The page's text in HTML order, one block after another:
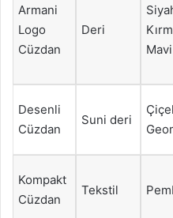
Armani
Logo
Cüzdan
Deri
Mavi
Desenli
Cüzdan
Suni deri
Kompakt
Cüzdan
Tekstil